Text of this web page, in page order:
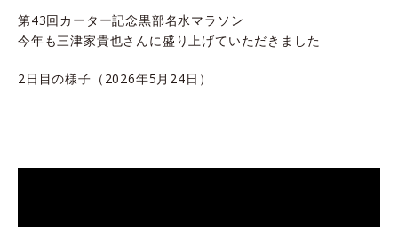
第43回カーター記念黒部名水マラソン
今年も三津家貴也さんに盛り上げていただきました
2日目の様子（2026年5月24日）